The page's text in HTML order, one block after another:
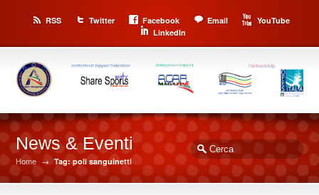
RSS Twitter Facebook Email
YouTube
LinkedIn
News & Eventi
Home → Tag: poli sanguinetti